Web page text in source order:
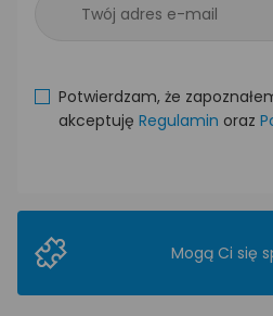
Potwierdzam, że
akceptuję Regulamin oraz
Mogą Ci się